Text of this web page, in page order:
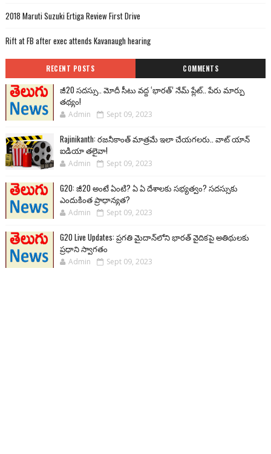
2018 Maruti Suzuki Ertiga Review First Drive
Rift at FB after exec attends Kavanaugh hearing
RECENT POSTS COMMENTS
జీ20 సదస్సు.. మోదీ సీటు వద్ద ‘భారత్’ నేమ్ ప్లేట్‌.. పేరు మార్పు
తథ్యం!
Admin Sept 09, 2023
Rajinikanth: రజనీకాంత్ మాత్రమే ఇలా చేయగలరు.. వాట్ యాన్
ఐడియా తలైవా!
Admin Sept 09, 2023
G20: జీ20 అంటే ఏంటి? ఏ ఏ దేశాలకు సభ్యత్వం? సదస్సుకు
ఎందుకింత ప్రాధాన్యత?
Admin Sept 09, 2023
G20 Live Updates: ప్రగతి మైదాన్‌లోని భారత్ వైదికపై అతిథులకు
ప్రధాని స్వాగతం
Admin Sept 09, 2023